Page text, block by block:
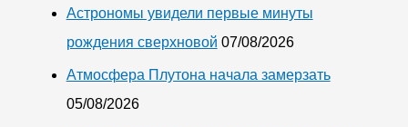
Астрономы увидели первые минуты
рождения сверхновой 07/08/2026
Атмосфера Плутона начала замерзать
05/08/2026